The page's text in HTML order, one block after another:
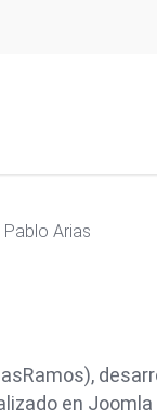
Pablo Arias
en